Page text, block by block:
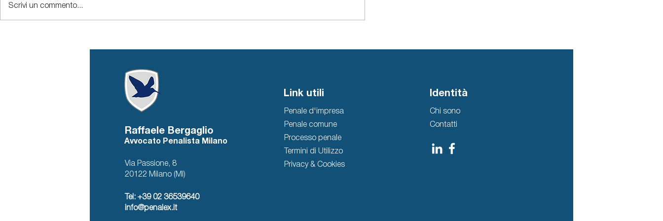
sull’immagine dell’impresa
ragioni sottostanti e
del lusso in Italia: breve
Scrivi un commento...
Raffaele Bergaglio
Avvocato Penalista Milano
Via Passione, 8
20122 Milano (MI)
Tel: +39 02 36539640
info@penalex.it
Link utili
Penale d'impresa
Penale comune
Processo penale
Termini di Utilizzo
Privacy & Cookies
Identità
Chi sono
Contatti